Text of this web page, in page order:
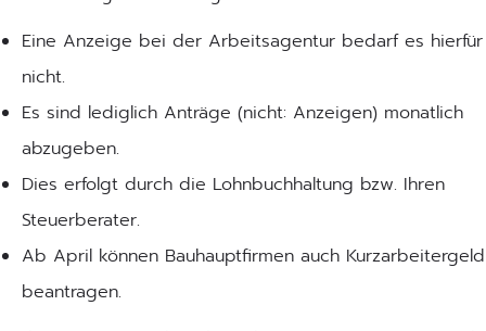
Eine Anzeige bei der Arbeitsagentur bedarf es hierfür
nicht.
Es sind lediglich Anträge (nicht: Anzeigen) monatlich
abzugeben.
Dies erfolgt durch die Lohnbuchhaltung bzw. Ihren
Steuerberater.
Ab April können Bauhauptfirmen auch Kurzarbeitergeld
beantragen.